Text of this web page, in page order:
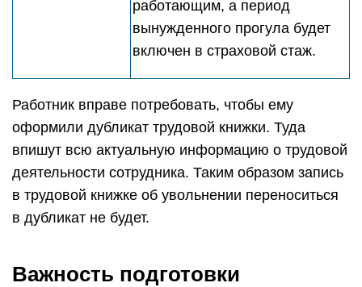
работающим, а период
вынужденного прогула будет
включен в страховой стаж.
Работник вправе потребовать, чтобы ему
оформили дубликат трудовой книжки. Туда
впишут всю актуальную информацию о трудовой
деятельности сотрудника. Таким образом запись
в трудовой книжке об увольнении переноситься
в дубликат не будет.
Важность подготовки